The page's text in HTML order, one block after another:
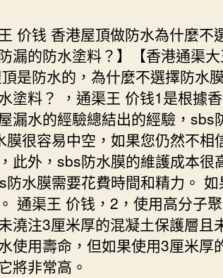
价钱 香港屋頂做防水為什麼不
漏的防水塗料？】【香港通渠
是防水的，為什麼不選擇防水
塗料？ ，通渠王 价钱1是根據
漏水的經驗總結出的經驗，sbs
膜很容易中空，如果您仍然不相
此外，sbs防水膜的維護成本很
防水膜需要花費時間和精力。
通渠王 价钱，2，使用高分子
澆注3厘米厚的混凝土保護層且
使用壽命，但如果使用3厘米厚
將非常高。